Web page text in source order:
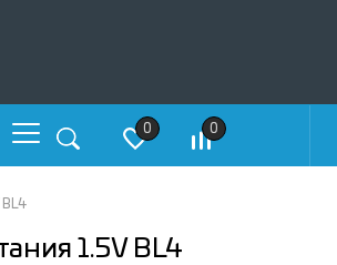
0 0
BL4
1.5V BL4